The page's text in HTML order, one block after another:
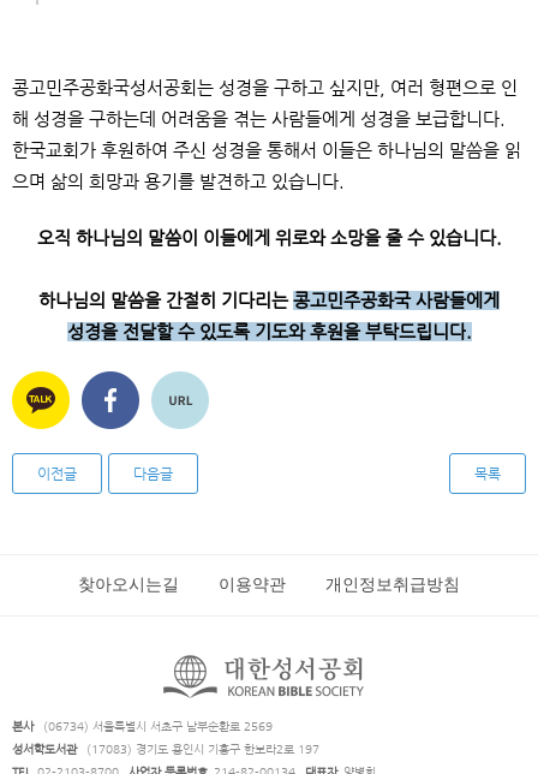
콩고민주공화국성서공회는 성경을 구하고 싶지만
여러 형편으로 인
해 성경을 구하는데 어려움을 겪는 사람들에게 성경을 보급합니다
한국교회가 후원하여 주신 성경을 통해서 이들은 하나님의 말씀을 읽
으며 삶의 희망과 용기를 발견하고 있습니다
오직 하나님의 말씀이 이들에게 위로와 소망을 줄 수 있습니다.
하나님의 말씀을 간절히 기다리는콩고민주공화국 사람들에게
성경을 전달할 수 있도록 기도와 후원을 부탁드립니다.
이전글 다음글 목록
찾아오시는길 이용약관 개인정보취급방침
본사
(06734) 서울특별시 서초구 남부순환로 2569
성서학도서관
(17083) 경기도 용인시 기흥구 한보라2로 197